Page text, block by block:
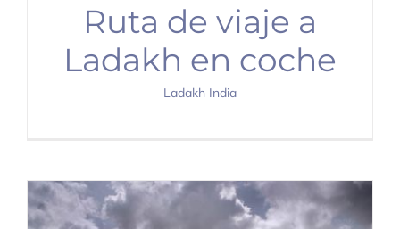
Ruta de viaje a
Ladakh en coche
Ladakh India